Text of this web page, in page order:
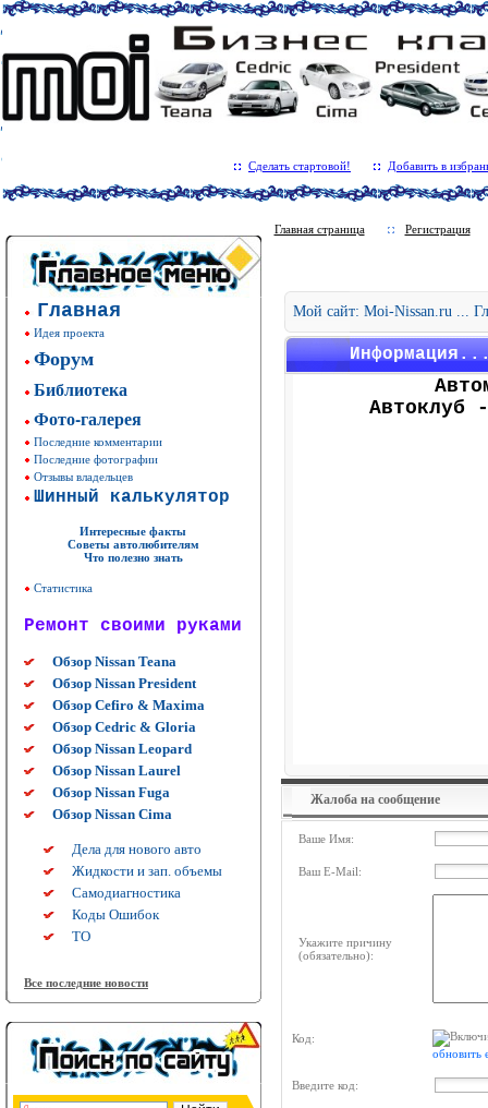
Сделать стартовой! Добавить в
Главная
Идея проекта
Форум
Библиотека
Фото-галерея
Последние комментарии
Последние фотографии
Отзывы владельцев
Шинный калькулятор
Интересные факты
Советы автолюбителям
Что полезно знать
Статистика
Ремонт своими руками
Обзор Nissan Teana
Обзор Nissan President
Обзор Cefiro & Maxima
Обзор Cedric & Gloria
Обзор Nissan Leopard
Обзор Nissan Laurel
Обзор Nissan Fuga
Обзор Nissan Cima
Дела для нового авто
Жидкости и зап. объемы
Самодиагностика
Коды Ошибок
ТО
Все последние новости
Главная страница Регистрация
Мой сайт: Moi-Nissan.ru ...
Автоклуб
Жалоба на сообщение
Ваше Имя:
Ваш E-Mail:
Укажите причину
(обязательно):
Код:
обновить
Введите код: